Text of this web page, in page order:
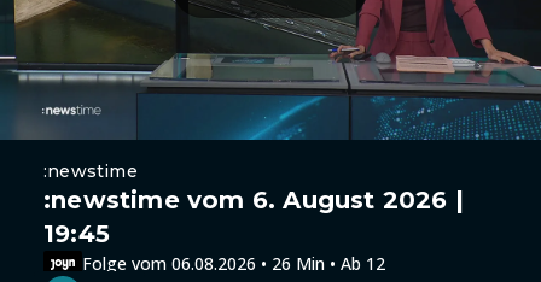
:newstime
:newstime vom 6. August 2026 |
19:45
Folge vom 06.08.2026 • 26 Min • Ab 12